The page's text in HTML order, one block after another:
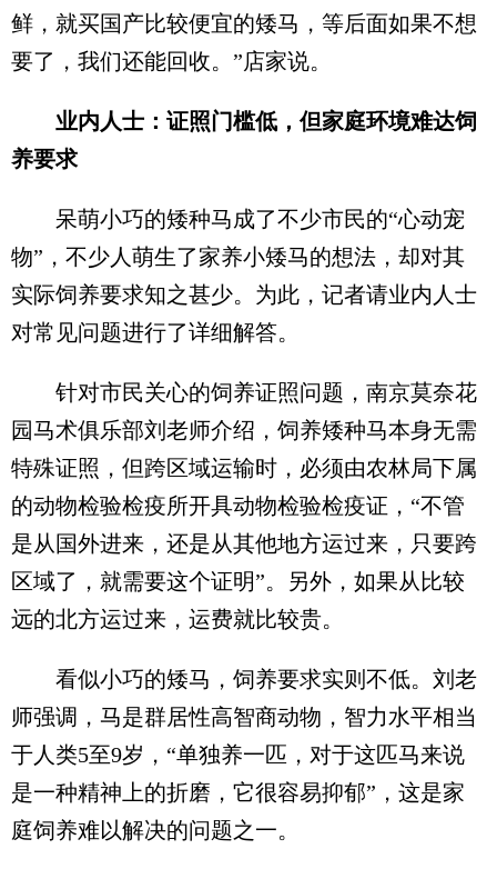
鲜，就买国产比较便宜的矮马，等后面如果不想
要了，我们还能回收。”店家说。
业内人士：证照门槛低，但家庭环境难达饲
养要求
呆萌小巧的矮种马成了不少市民的“心动宠
物”，不少人萌生了家养小矮马的想法，却对其
实际饲养要求知之甚少。为此，记者请业内人士
对常见问题进行了详细解答。
针对市民关心的饲养证照问题，南京莫奈花
园马术俱乐部刘老师介绍，饲养矮种马本身无需
特殊证照，但跨区域运输时，必须由农林局下属
的动物检验检疫所开具动物检验检疫证，“不管
是从国外进来，还是从其他地方运过来，只要跨
区域了，就需要这个证明”。另外，如果从比较
远的北方运过来，运费就比较贵。
看似小巧的矮马，饲养要求实则不低。刘老
师强调，马是群居性高智商动物，智力水平相当
于人类5至9岁，“单独养一匹，对于这匹马来说
是一种精神上的折磨，它很容易抑郁”，这是家
庭饲养难以解决的问题之一。